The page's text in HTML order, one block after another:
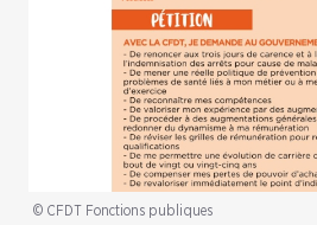
© CFDT Fonctions publiques